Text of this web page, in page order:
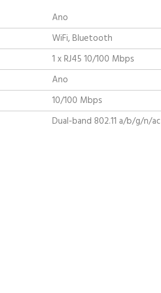
Ano
WiFi, Bluetooth
1 x RJ45 10/100 Mbps
Ano
10/100 Mbps
Dual-band 802.11 a/b/g/n/ac